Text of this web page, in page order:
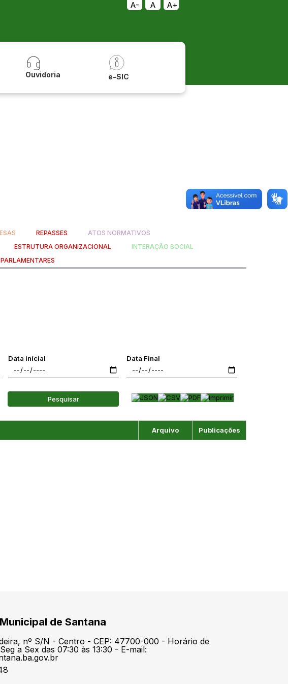
A- A
A+
Ouvidoria e-SIC
REPASSES
ATOS NORMATIVOS
ESTRUTURA ORGANIZACIONAL
INTERAÇÃO SOCIAL
Data inícial Data Final
Pesquisar
Arquivo Publicações
de Santana
nº S/N - Centro - CEP: 47700-000 - Horário de
a Sex das 07:30 às 13:30 - E-mail: